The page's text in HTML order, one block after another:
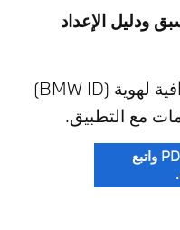
ودليل الإعداد
يمكنك ضبط المنطقة الجيوغرافية لهوية (BMW ID)
قم بتنزيل دليل PDF واتبع